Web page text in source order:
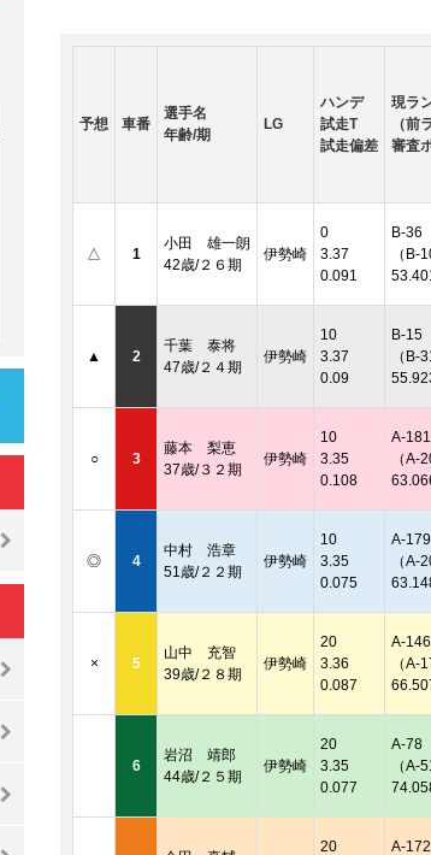
予想 車番
選手名
年齢/期
LG
ハンデ
試走T
試走偏差
現ラ
（前
審査
△ 1
小田 雄一朗
42歳/２６期
伊勢崎
0
3.37
0.091
B-36
（B-
▲ 2
千葉 泰将
47歳/２４期
伊勢崎
10
3.37
0.09
B-15
（B-
○ 3
藤本 梨恵
37歳/３２期
伊勢崎
10
3.35
0.108
A-181
（A-
◎ 4
中村 浩章
51歳/２２期
伊勢崎
10
3.35
0.075
A-179
（A-
× 5
山中 充智
39歳/２８期
伊勢崎
20
3.36
0.087
A-146
（A-
6
岩沼 靖郎
44歳/２５期
伊勢崎
20
3.35
0.077
A-78
（A-
20
A-172